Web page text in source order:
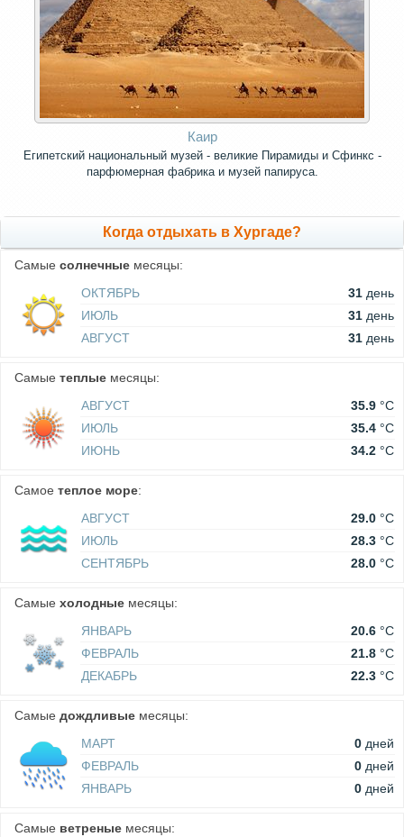
Каир
Египетский национальный музей - великие Пирамиды и Сфинкс -
парфюмерная фабрика и музей папируса.
Когда отдыхать в Хургаде?
Самые солнечные месяцы:
ОКТЯБРЬ
31 день
ИЮЛЬ
31 день
АВГУСТ
31 день
Самые теплые месяцы:
АВГУСТ
35.9 °C
ИЮЛЬ
35.4 °C
ИЮНЬ
34.2 °C
Самое теплое море:
АВГУСТ
29.0 °C
ИЮЛЬ
28.3 °C
СЕНТЯБРЬ
28.0 °C
Самые холодные месяцы:
ЯНВАРЬ
20.6 °C
ФЕВРАЛЬ
21.8 °C
ДЕКАБРЬ
22.3 °C
Самые дождливые месяцы:
МАРТ
0 дней
ФЕВРАЛЬ
0 дней
ЯНВАРЬ
0 дней
Самые ветреные месяцы: